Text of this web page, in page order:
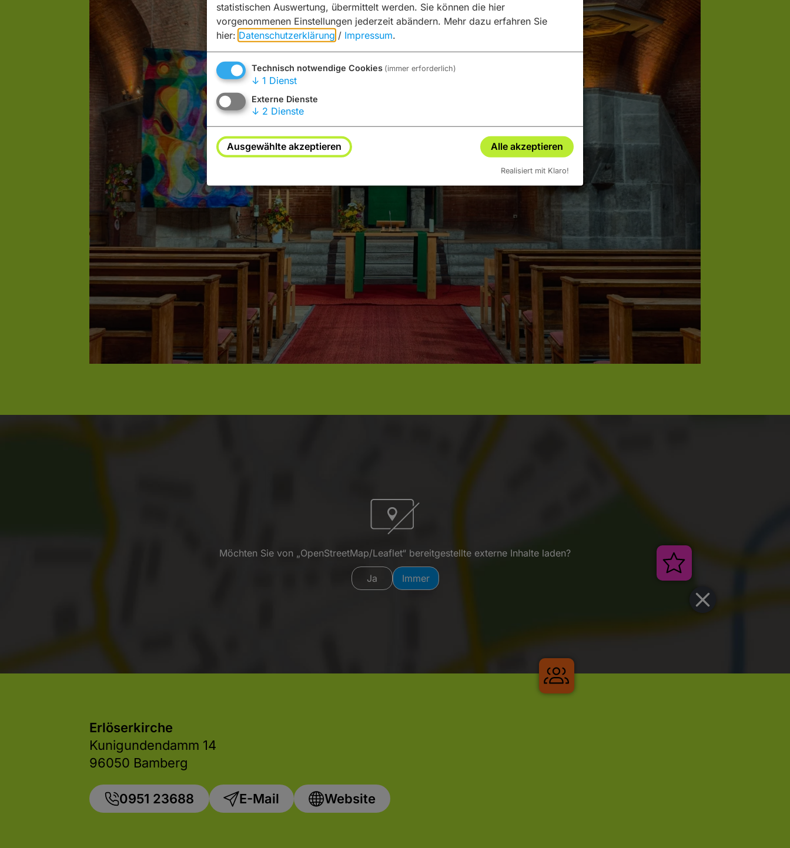
Möchten Sie von „OpenStreetMap/Leaflet“ bereitgestellte externe Inhalte laden?
Ja Immer
Erlöserkirche
Kunigundendamm 14
96050 Bamberg
0951 23688 E-Mail Website
statistischen Auswertung, übermittelt werden. Sie können die hier
vorgenommenen Einstellungen jederzeit abändern. Mehr dazu erfahren Sie
hier: Datenschutzerklärung / Impressum.
Technisch notwendige Cookies (immer erforderlich)
↓ 1 Dienst
Externe Dienste
↓ 2 Dienste
Ausgewählte akzeptieren Alle akzeptieren
Realisiert mit Klaro!